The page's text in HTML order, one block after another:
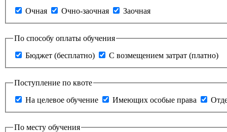
Очная
Очно-заочная Заочная
По способу оплаты обучения
Бюджет (бесплатно)
С возмещением затрат (платно)
Поступление по квоте
На целевое обучение
Имеющих особые права
По месту обучения